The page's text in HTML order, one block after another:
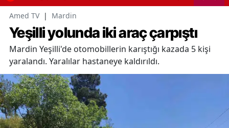
Amed TV | Mardin
Yeşilli yolunda iki araç çarpıştı
Mardin Yeşilli'de otomobillerin karıştığı kazada 5 kişi
yaralandı. Yaralılar hastaneye kaldırıldı.